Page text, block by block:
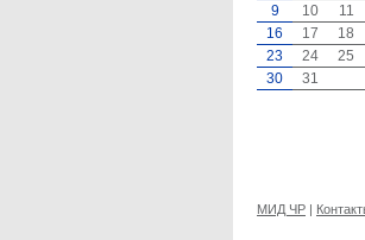
9
10 11
16
17 18
23
24 25
30
31
МИД ЧР |